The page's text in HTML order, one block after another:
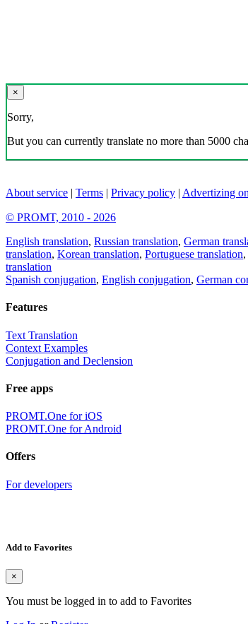
×
Sorry,
But you can currently translate no more than 5000
About service | Terms | Privacy policy | Advertizing
© PROMT, 2010 - 2026
English translation, Russian translation, German
translation, Korean translation, Portuguese translation,
translation
Spanish conjugation, English conjugation, German
Features
Text Translation
Context Examples
Conjugation and Declension
Free apps
PROMT.One for iOS
PROMT.One for Android
Offers
For developers
Add to Favorites
×
You must be logged in to add to Favorites